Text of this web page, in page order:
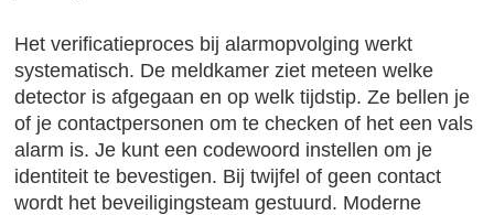
Het verificatieproces bij alarmopvolging werkt
systematisch. De meldkamer ziet meteen welke
detector is afgegaan en op welk tijdstip. Ze bellen je
of je contactpersonen om te checken of het een vals
alarm is. Je kunt een codewoord instellen om je
identiteit te bevestigen. Bij twijfel of geen contact
wordt het beveiligingsteam gestuurd. Moderne